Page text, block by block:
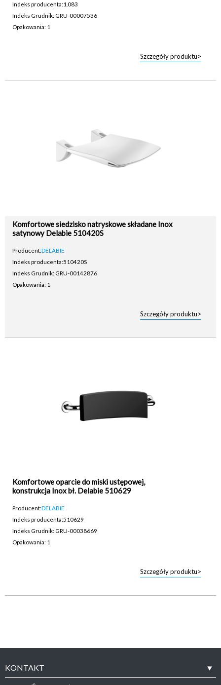
Indeks producenta:1.083
Indeks Grudnik: GRU-00007536
Opakowania: 1
Szczegóły produktu>
Komfortowe siedzisko natryskowe składane Inox
satynowy Delabie 510420S
Producent:DELABIE
Indeks producenta:510420S
Indeks Grudnik: GRU-00142876
Opakowania: 1
Szczegóły produktu>
Komfortowe oparcie do miski ustępowej,
konstrukcja Inox bł. Delabie 510629
Producent:DELABIE
Indeks producenta:510629
Indeks Grudnik: GRU-00038669
Opakowania: 1
Szczegóły produktu>
KONTAKT